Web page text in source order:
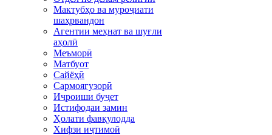
Мактубҳо ва муроҷиати
шаҳрвандон
Агентии меҳнат ва шуғли
аҳолӣ
Меъморӣ
Матбуот
Сайёҳӣ
Сармоягузорӣ
Иҷроиши буҷет
Истифодаи замин
Ҳолати фавқулодда
Хифзи иҷтимоӣ